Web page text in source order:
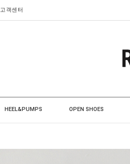
고객센터
HEEL&PUMPS OPEN SHOES